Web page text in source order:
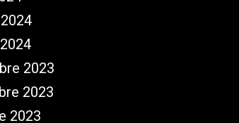
2023
2023
2023